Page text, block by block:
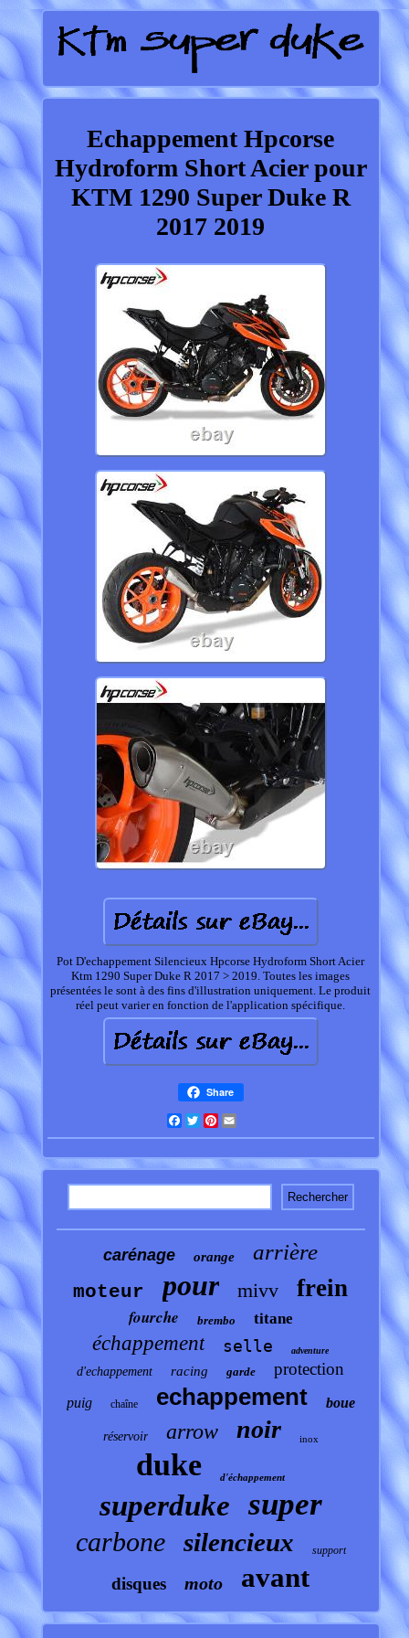
Echappement Hpcorse
Hydroform Short Acier pour
KTM 1290 Super Duke R
2017 2019
Pot D'echappement Silencieux Hpcorse Hydroform Short Acier
Ktm 1290 Super Duke R 2017 > 2019. Toutes les images
présentées le sont à des fins d'illustration uniquement. Le produit
réel peut varier en fonction de l'application spécifique.
Share
Facebook
TwitterPinterest
carénage orange arrière
moteur pour mivv frein
fourche brembo titane
échappement selle adventure
d'echappement racing garde protection
puig chaîne echappement boue
réservoir arrow noir inox
duke d'échappement
superduke super
carbone silencieux support
disques moto avant